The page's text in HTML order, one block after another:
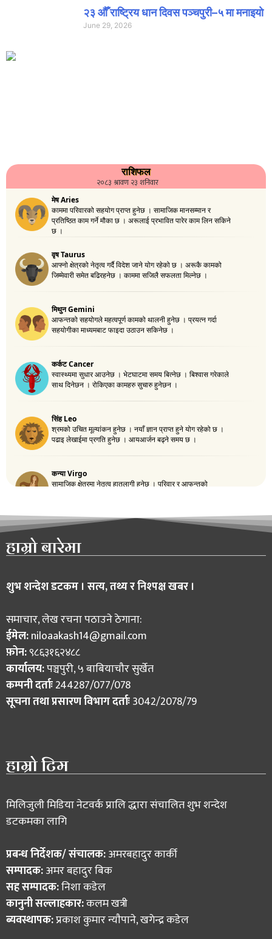
२३ औँ राष्ट्रिय धान दिवस पञ्चपुरी–५ मा मनाइयाे
June 29, 2026
हाम्रो बारेमा
शुभ शन्देश डटकम । सत्य, तथ्य र निश्पक्ष खबर ।
समाचार, लेख रचना पठाउने ठेगाना:
ईमेल:niloaakash14@gmail.com
फ़ोन:९८६३१६२४८८
कार्यालय:पञ्चपुरी, ५ बाबियाचौर सुर्खेत
कम्पनी दर्ताः244287/077/078
सूचना तथा प्रसारण विभाग दर्ताः3042/2078/79
हाम्रो टिम
मिलिजुली मिडिया नेटवर्क प्रालि द्धारा संचालित शुभ शन्देश
डटकमका लागि
प्रबन्ध निर्देशक/ संचालक:अमरबहादुर कार्की
सम्पादक:अमर बहादुर बिक
सह सम्पादक:निशा कडेल
कानुनी सल्लाहकार:कलम खत्री
ब्यवस्थापक:प्रकाश कुमार न्याैपाने, खगेन्द्र कडेल